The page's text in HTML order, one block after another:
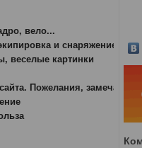
вело...
и снаряжение
веселые картинки
Пожелания, замечания.